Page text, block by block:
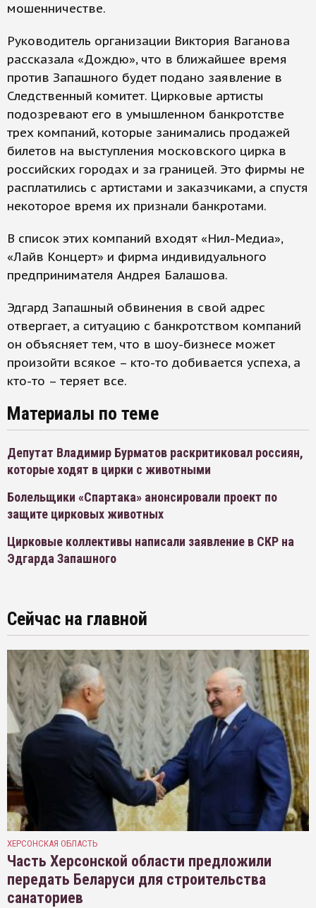
мошенничестве.
Руководитель организации Виктория Ваганова
рассказала «Дождю», что в ближайшее время
против Запашного будет подано заявление в
Следственный комитет. Цирковые артисты
подозревают его в умышленном банкротстве
трех компаний, которые занимались продажей
билетов на выступления московского цирка в
российских городах и за границей. Это фирмы не
расплатились с артистами и заказчиками, а спустя
некоторое время их признали банкротами.
В список этих компаний входят «Нил-Медиа»,
«Лайв Концерт» и фирма индивидуального
предпринимателя Андрея Балашова.
Эдгард Запашный обвинения в свой адрес
отвергает, а ситуацию с банкротством компаний
он объясняет тем, что в шоу-бизнесе может
произойти всякое – кто-то добивается успеха, а
кто-то – теряет все.
Материалы по теме
Депутат Владимир Бурматов раскритиковал россиян,
которые ходят в цирки с животными
Болельщики «Спартака» анонсировали проект по
защите цирковых животных
Цирковые коллективы написали заявление в СКР на
Эдгарда Запашного
Сейчас на главной
ХЕРСОНСКАЯ ОБЛАСТЬ
Часть Херсонской области предложили
передать Беларуси для строительства
санаториев